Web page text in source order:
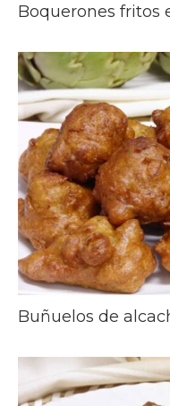
Boquerones fritos
Buñuelos de